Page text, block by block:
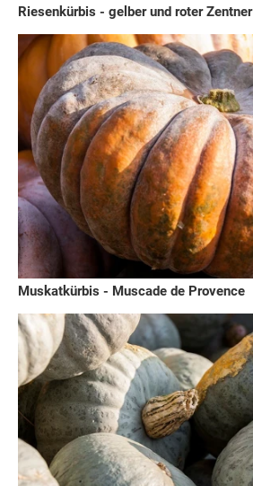
Riesenkürbis - gelber und roter Zentner
Muskatkürbis - Muscade de Provence